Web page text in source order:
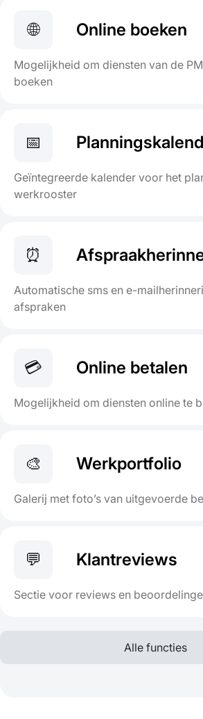
🌐 Online boeken
Mogelijkheid om diensten van de
boeken
📅
Geïntegreerde kalender voor het
werkrooster
⏰
Automatische sms en e-
afspraken
💳 Online betalen
Mogelijkheid om diensten online te
🎨 Werkportfolio
Galerij met foto’s van uitgevoerde
💬 Klantreviews
Sectie voor reviews en
Alle functies